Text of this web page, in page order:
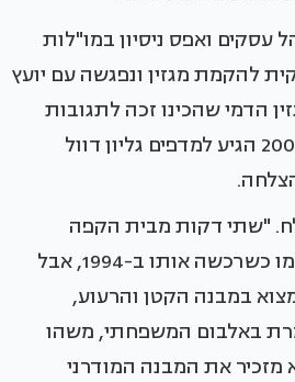
עסקים ואפס ניסיון במו"לות
להקמת מגזין ונפגשה עם יועץ
הדמי שהכינו זכה לתגובות
נלהבות, ובאוקטובר 2000 הגיע למדפים גליון דוול
"שתי דקות מבית הקפה
השכונתי" היה סוד קסמו כשרכשה אותו ב-1994, אבל
במבנה הקטן והרעוע,
באלבום המשפחתי, משהו
את המבנה המודרני